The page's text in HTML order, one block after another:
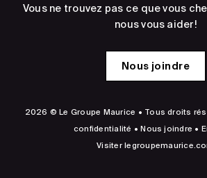
Vous ne trouvez pas ce que vous
nous vous aider!
Nous joindre
2026 © Le Groupe Maurice • Tous droits
confidentialité •Nous joindre •
Visiter